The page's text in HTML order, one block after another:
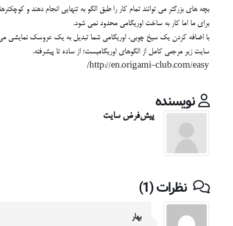
بچه های بزرگتر می توانند تمام کار را طبق الگو به تنهایی انجام دهند و
برای ما اما کار به ساخت اوریگامی محدود نمی شود.
با اضافه کردن یک سیخ چوبی، اوریگامی شما تبدیل به یک عروسک نمایشی می
سایت زیر مرجعی کامل از الگوهای اوریگامیست؛ از ساده تا پیشرفته.
http://en.origami-club.com/easy/
نویسنده
پیش‌فرض سایت
نظرات (1)
بهار